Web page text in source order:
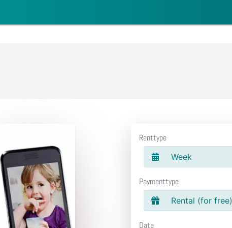
Renttype
Week
Paymenttype
Rental (for free)
Date